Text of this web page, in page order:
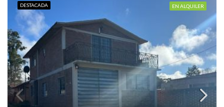
DESTACADA EN ALQUILER